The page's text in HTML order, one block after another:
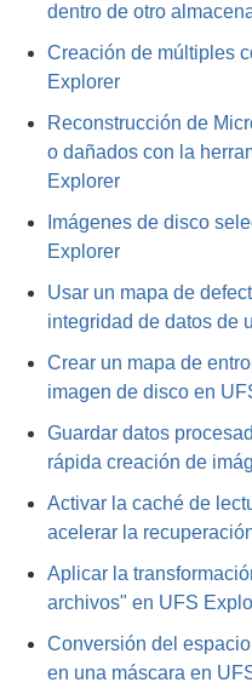
dentro de otro
Creación de múltiples
Explorer
Reconstrucción de
o dañados con la
Explorer
Imágenes de disco
Explorer
Usar un mapa de
integridad de datos de
Crear un mapa de
imagen de disco en
Guardar datos
rápida creación de
Activar la caché de
acelerar la
Aplicar la
archivos" en UFS
Conversión del
en una máscara en